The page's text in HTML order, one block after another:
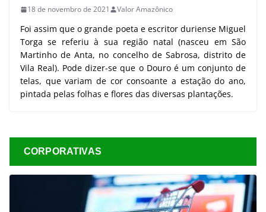
18 de novembro de 2021 Valor Amazônico
Foi assim que o grande poeta e escritor duriense Miguel
Torga se referiu à sua região natal (nasceu em São
Martinho de Anta, no concelho de Sabrosa, distrito de
Vila Real). Pode dizer-se que o Douro é um conjunto de
telas, que variam de cor consoante a estação do ano,
pintada pelas folhas e flores das diversas plantações.
CORPORATIVAS